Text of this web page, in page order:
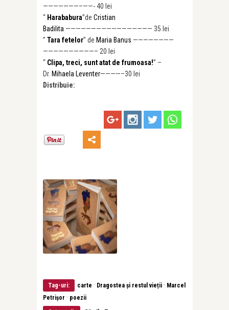
———————–——- 40 lei
“ Harababura”de Cristian
Badilita ————————————————— 35 lei
” Tara fetelor” de Maria Banus ————————
——————————– 20 lei
“ Clipa, treci, sunt atat de frumoasa!” –
Dr. Mihaela Leventer————–30 lei
Distribuie:
Tag-uri: carte · Dragostea și restul vieții · Marcel
Petrișor · poezii